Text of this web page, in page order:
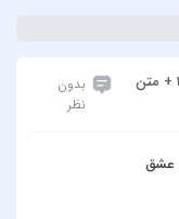
دانلود آهنگ عشق از علی بیگی با کیفیت 320 + متن
بدون
نظر
عشق